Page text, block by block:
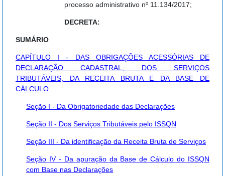
processo administrativo nº 11.134/2017;
DECRETA:
SUMÁRIO
CAPÍTULO I - DAS OBRIGAÇÕES ACESSÓRIAS DE
DECLARAÇÃO CADASTRAL, DOS SERVIÇOS
TRIBUTÁVEIS, DA RECEITA BRUTA E DA BASE DE
CÁLCULO
Seção I - Da Obrigatoriedade das Declarações
Seção II - Dos Serviços Tributáveis pelo ISSQN
Seção III - Da identificação da Receita Bruta de Serviços
Seção IV - Da apuração da Base de Cálculo do ISSQN
com Base nas Declarações